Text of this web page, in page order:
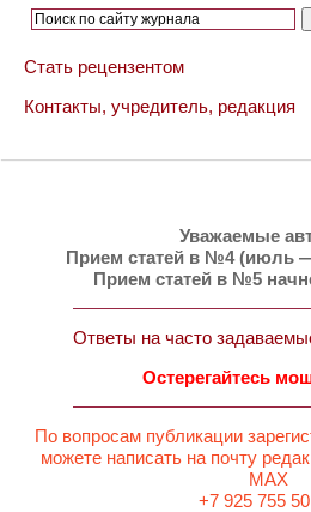
Стать рецензентом
Контакты, учредитель, редакция
Уважаемые
Прием статей в №4 (июль —
Прием статей в №5
Ответы на часто
Остерегайтесь
По вопросам публикации
можете написать на почту
MAX
+7 925 755